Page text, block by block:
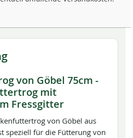
von Göbel 75cm -
mit
Fressgitter
von Göbel aus
speziell für die Fütterung von